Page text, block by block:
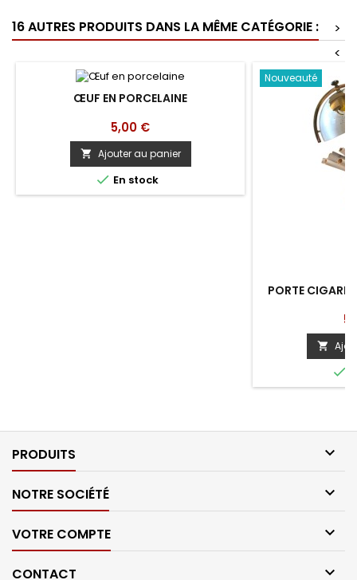
16 AUTRES PRODUITS DANS LA MÊME CATÉGORIE :
>
<
ŒUF EN PORCELAINE
Prix
5,00 €
 Ajouter au panier
 En stock
Nouveauté
PORTE


PRODUITS 
NOTRE SOCIÉTÉ 
VOTRE COMPTE 
CONTACT 